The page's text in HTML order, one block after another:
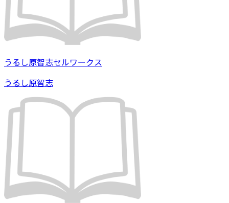
うるし原智志セルワークス
うるし原智志